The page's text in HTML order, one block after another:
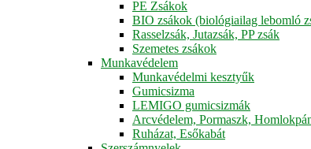
PE Zsákok
BIO zsákok (biológiailag lebomló
Rasselzsák, Jutazsák, PP zsák
Szemetes zsákok
Munkavédelem
Munkavédelmi kesztyűk
Gumicsizma
LEMIGO gumicsizmák
Arcvédelem, Pormaszk,
Ruházat, Esőkabát